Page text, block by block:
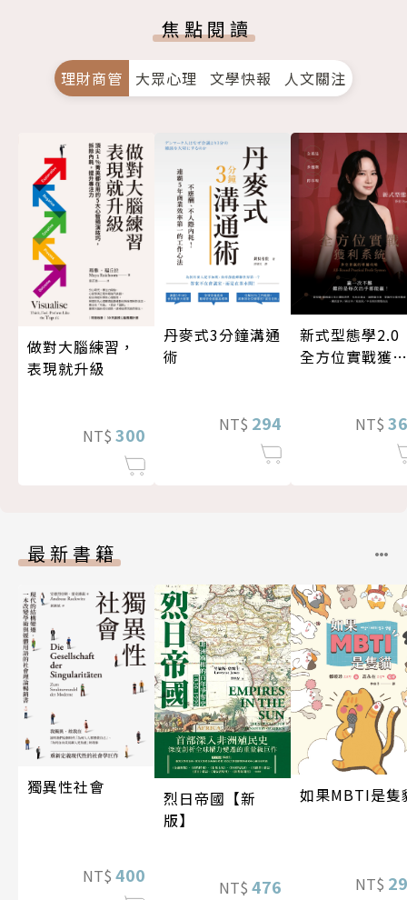
焦點閱讀
理財商管 大眾心理 文學快報 人文關注
做對大腦練習，
表現就升級
NT$ 300
丹麥式3分鐘溝通
術
NT$ 294
新式型態學
全方位實戰獲利
NT$
最新書籍
獨異性社會
NT$ 400
烈日帝國【新
版】
NT$ 476
如果MBTI是隻
NT$